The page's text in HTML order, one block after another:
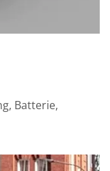
Batterie,